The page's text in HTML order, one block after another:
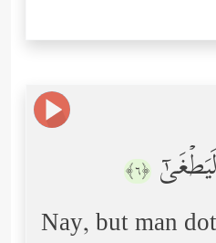
﴿٦﴾
Nay, but man